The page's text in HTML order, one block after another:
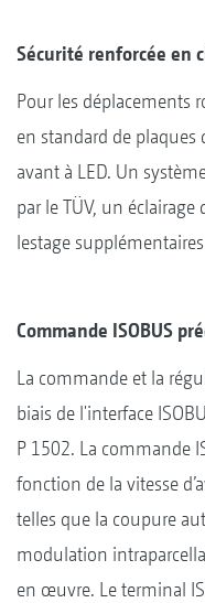
Sécurité renforcée en
Pour les déplacements
en standard de plaques
avant à LED. Un
par le TÜV, un éclairage
lestage
Commande ISOBUS
La commande et la
biais de l'interface
P 1502. La commande
fonction de la vitesse
telles que la coupure
modulation
en œuvre. Le terminal